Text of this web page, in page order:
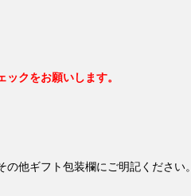
クをお願いします。
他ギフト包装欄にご明記ください。